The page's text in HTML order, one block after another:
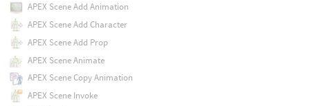
APEX Scene Add Animation
APEX Scene Add Character
APEX Scene Add Prop
APEX Scene Animate
APEX Scene Copy Animation
APEX Scene Invoke